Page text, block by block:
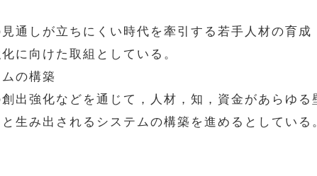
通しが立ちにくい時代を牽引する若手人材の育成
に向けた取組としている。
の構築
強化などを通じて，人材，知，資金があらゆる
生み出されるシステムの構築を進めるとしている